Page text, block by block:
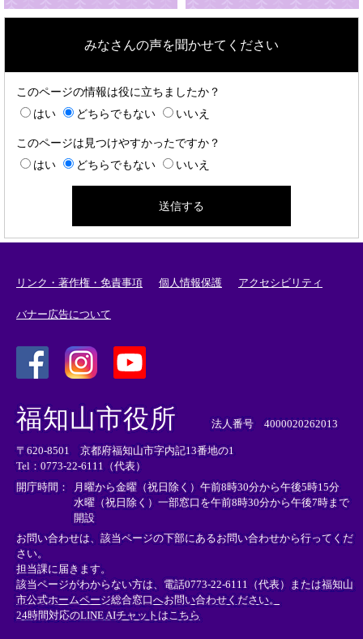
みなさんの声を聞かせてください
このページの情報は役に立ちましたか？
はい
どちらでもない いいえ
このページは見つけやすかったですか？
はい
どちらでもない いいえ
リンク・著作権・免責事項 個人情報保護 アクセシビリティ
バナー広告について
外
部
リ
ン
ク
＞
外
リ
ン
ク
＞
外
部
ン
ク
＞
福知山市役所 法人番号 4000020262013
〒620-8501 京都府福知山市字内記13番地の1
Tel：0773-22-6111（代表）
開庁時間：
月曜から金曜（祝日除く）午前8時30分から午後5時15分
水曜（祝日除く）一部窓口を午前8時30分から午後7時まで
開設
お問い合わせは、該当ページの下部にあるお問い合わせから行ってくだ
さい。
担当課に届きます。
該当ページがわからない方は、電話0773-22-6111（代表）または福知山
市公式ホームページ総合窓口へお問い合わせください。
24時間対応のLINE AIチャットはこちら